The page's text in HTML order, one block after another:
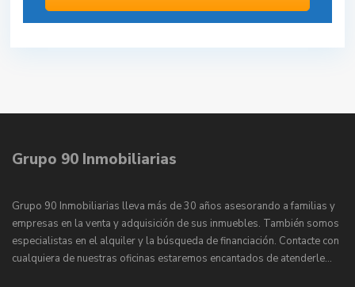
Grupo 90 Inmobiliarias
Grupo 90 Inmobiliarias lleva más de 30 años asesorando a familias y
empresas en la venta y adquisición de sus inmuebles. También somos
especialistas en el alquiler y la búsqueda de financiación. Contacte con
cualquiera de nuestras oficinas estaremos encantados de atenderle…